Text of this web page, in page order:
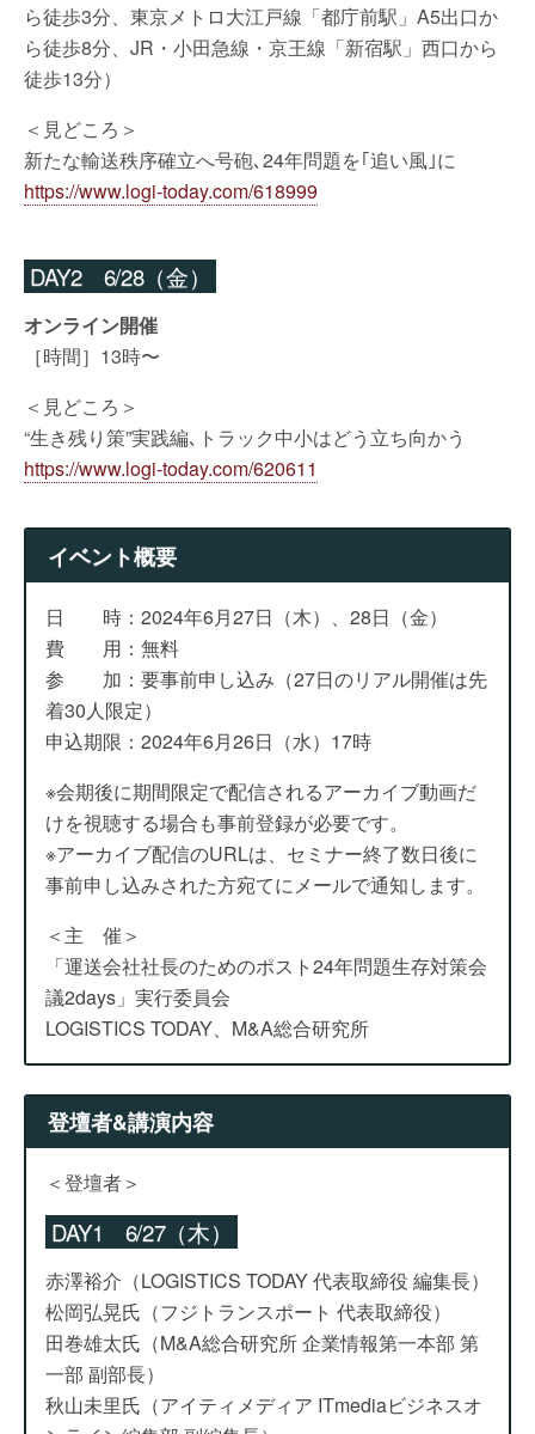
ら徒歩3分、東京メトロ大江戸線「都庁前駅」A5出口か
ら徒歩8分、JR・小田急線・京王線「新宿駅」西口から
徒歩13分）
＜見どころ＞
新たな輸送秩序確立へ号砲､24年問題を｢追い風｣に
https://www.logi-today.com/618999
DAY2 6/28（金）
オンライン開催
［時間］13時〜
＜見どころ＞
“生き残り策”実践編､トラック中小はどう立ち向かう
https://www.logi-today.com/620611
イベント概要
日 時：2024年6月27日（木）、28日（金）
費 用：無料
参 加：要事前申し込み（27日のリアル開催は先
着30人限定）
申込期限：2024年6月26日（水）17時
※会期後に期間限定で配信されるアーカイブ動画だ
けを視聴する場合も事前登録が必要です。
※アーカイブ配信のURLは、セミナー終了数日後に
事前申し込みされた方宛てにメールで通知します。
＜主 催＞
「運送会社社長のためのポスト24年問題生存対策会
議2days」実行委員会
LOGISTICS TODAY、M&A総合研究所
登壇者&講演内容
＜登壇者＞
DAY1 6/27（木）
赤澤裕介（LOGISTICS TODAY 代表取締役 編集長）
松岡弘晃氏（フジトランスポート 代表取締役）
田巻雄太氏（M&A総合研究所 企業情報第一本部 第
一部 副部長）
秋山未里氏（アイティメディア ITmediaビジネスオ